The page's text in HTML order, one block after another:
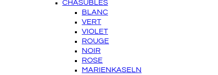
CHASUBLES
BLANC
VERT
VIOLET
ROUGE
NOIR
ROSE
MARIENKASELN